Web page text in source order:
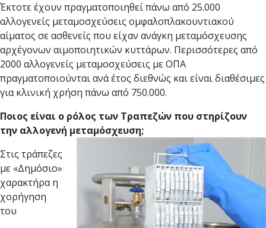
Έκτοτε έχουν πραγματοποιηθεί πάνω από 25.000
αλλογενείς μεταμοσχεύσεις ομφαλοπλακουντιακού
αίματος σε ασθενείς που είχαν ανάγκη μεταμόσχευσης
αρχέγονων αιμοποιητικών κυττάρων. Περισσότερες από
2000 αλλογενείς μεταμοσχεύσεις με ΟΠΑ
πραγματοποιούνται ανά έτος διεθνώς και είναι διαθέσιμες
για κλινική χρήση πάνω από 750.000.
Ποιος είναι ο ρόλος των Τραπεζών που στηρίζουν
την αλλογενή μεταμόσχευση;
Στις τράπεζες
με «Δημόσιο»
χαρακτήρα η
χορήγηση
του